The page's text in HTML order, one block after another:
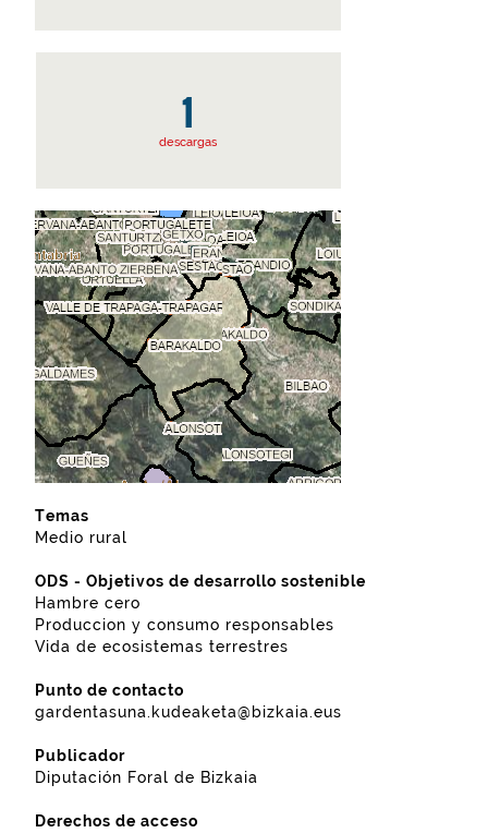
1
descargas
Temas
Medio rural
ODS - Objetivos de desarrollo sostenible
Hambre cero
Produccion y consumo responsables
Vida de ecosistemas terrestres
Punto de contacto
gardentasuna.kudeaketa@bizkaia.eus
Publicador
Diputación Foral de Bizkaia
Derechos de acceso